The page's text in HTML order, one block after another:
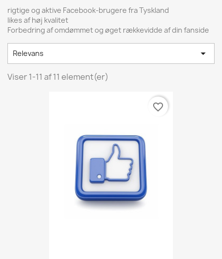
rigtige og aktive Facebook-brugere fra Tyskland
likes af høj kvalitet
Forbedring af omdømmet og øget rækkevidde af din fanside
Relevans 
Viser 1-11 af 11 element(er)
favorite_border